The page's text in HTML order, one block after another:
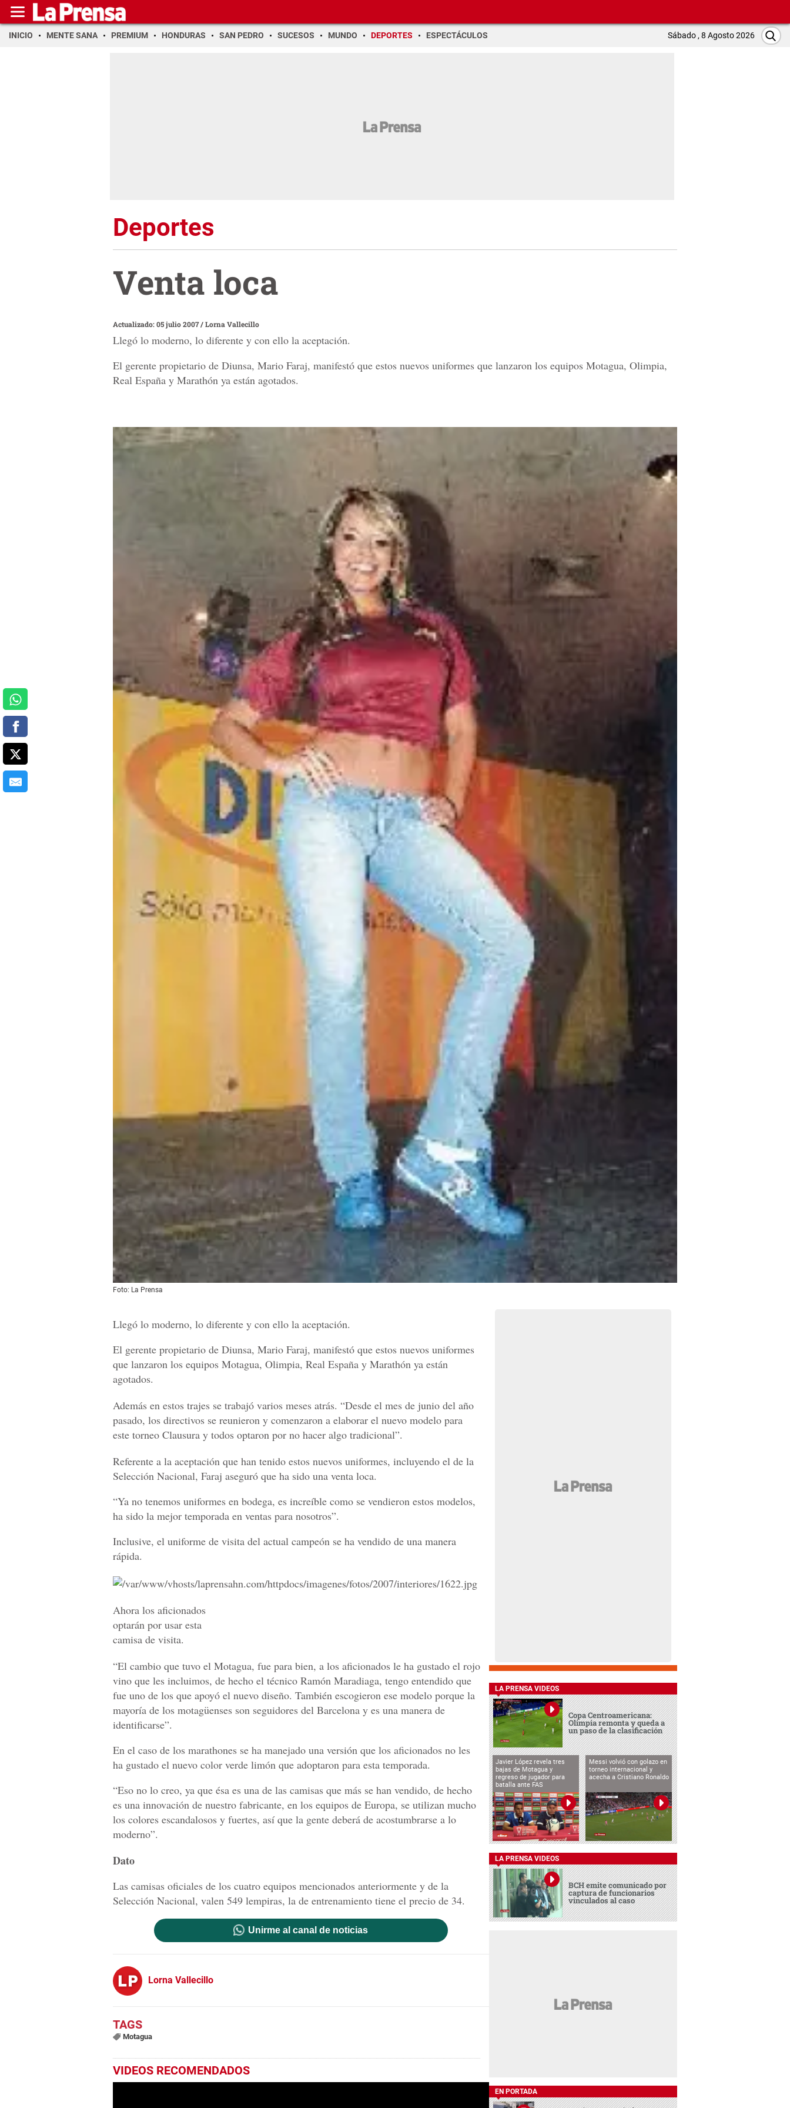
INICIO MENTE SANA PREMIUM HONDURAS SAN PEDRO SUCESOS MUNDO DEPORTES ESPECTÁCULOS Sábado , 8 Agosto 2026
Deportes
Venta loca
Actualizado: 05 julio 2007/Lorna Vallecillo
Llegó lo moderno, lo diferente y con ello la aceptación.
El gerente propietario de Diunsa, Mario Faraj, manifestó que estos nuevos uniformes que lanzaron los equipos Motagua, Olimpia,
Real España y Marathón ya están agotados.
Foto: La Prensa
Llegó lo moderno, lo diferente y con ello la aceptación.
El gerente propietario de Diunsa, Mario Faraj, manifestó que estos nuevos uniformes
que lanzaron los equipos Motagua, Olimpia, Real España y Marathón ya están
agotados.
Además en estos trajes se trabajó varios meses atrás. “Desde el mes de junio del año
pasado, los directivos se reunieron y comenzaron a elaborar el nuevo modelo para
este torneo Clausura y todos optaron por no hacer algo tradicional”.
Referente a la aceptación que han tenido estos nuevos uniformes, incluyendo el de la
Selección Nacional, Faraj aseguró que ha sido una venta loca.
“Ya no tenemos uniformes en bodega, es increíble como se vendieron estos modelos,
ha sido la mejor temporada en ventas para nosotros”.
Inclusive, el uniforme de visita del actual campeón se ha vendido de una manera
rápida.
Ahora los aficionados
optarán por usar esta
camisa de visita.
“El cambio que tuvo el Motagua, fue para bien, a los aficionados le ha gustado el rojo
vino que les incluimos, de hecho el técnico Ramón Maradiaga, tengo entendido que
fue uno de los que apoyó el nuevo diseño. También escogieron ese modelo porque la
mayoría de los motagüenses son seguidores del Barcelona y es una manera de
identificarse”.
En el caso de los marathones se ha manejado una versión que los aficionados no les
ha gustado el nuevo color verde limón que adoptaron para esta temporada.
“Eso no lo creo, ya que ésa es una de las camisas que más se han vendido, de hecho
es una innovación de nuestro fabricante, en los equipos de Europa, se utilizan mucho
los colores escandalosos y fuertes, así que la gente deberá de acostumbrarse a lo
moderno”.
Dato
Las camisas oficiales de los cuatro equipos mencionados anteriormente y de la
Selección Nacional, valen 549 lempiras, la de entrenamiento tiene el precio de 34.
Unirme al canal de noticias
Lorna Vallecillo
Motagua
VIDEOS RECOMENDADOS
LA PRENSA VIDEOS
Copa Centroamericana:
Olimpia remonta y queda a
un paso de la clasificación
Javier López revela tres
bajas de Motagua y
regreso de jugador para
batalla ante FAS
Messi volvió con golazo en
torneo internacional y
acecha a Cristiano Ronaldo
LA PRENSA VIDEOS
BCH emite comunicado por
captura de funcionarios
vinculados al caso
EN PORTADA